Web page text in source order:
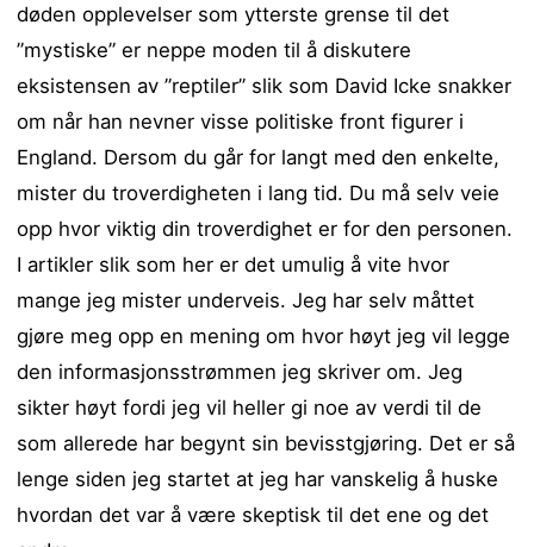
døden opplevelser som ytterste grense til det
”mystiske” er neppe moden til å diskutere
eksistensen av ”reptiler” slik som David Icke snakker
om når han nevner visse politiske front figurer i
England. Dersom du går for langt med den enkelte,
mister du troverdigheten i lang tid. Du må selv veie
opp hvor viktig din troverdighet er for den personen.
I artikler slik som her er det umulig å vite hvor
mange jeg mister underveis. Jeg har selv måttet
gjøre meg opp en mening om hvor høyt jeg vil legge
den informasjonsstrømmen jeg skriver om. Jeg
sikter høyt fordi jeg vil heller gi noe av verdi til de
som allerede har begynt sin bevisstgjøring. Det er så
lenge siden jeg startet at jeg har vanskelig å huske
hvordan det var å være skeptisk til det ene og det